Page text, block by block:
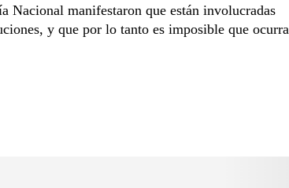
Nacional manifestaron que están involucradas
y que por lo tanto es imposible que ocurra